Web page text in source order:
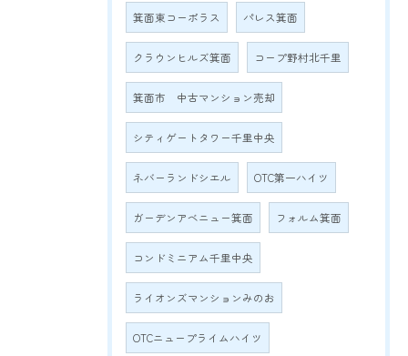
箕面東コーポラス パレス箕面
クラウンヒルズ箕面 コープ野村北千里
箕面市 中古マンション売却
シティゲートタワー千里中央
ネバーランドシエル OTC第一ハイツ
ガーデンアベニュー箕面 フォルム箕面
コンドミニアム千里中央
ライオンズマンションみのお
OTCニュープライムハイツ